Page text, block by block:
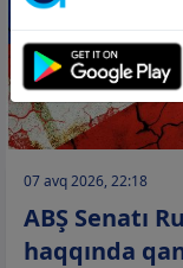
07 avq 2026, 22:18
ABŞ Senatı
haqqında